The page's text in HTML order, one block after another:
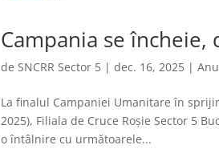
Campania se
deSNCRR Sector 5 |dec. 16, 2025 |
La finalul Campaniei Umanitare în
2025), Filiala de Cruce Roșie Sector 5
o întâlnire cu următoarele...